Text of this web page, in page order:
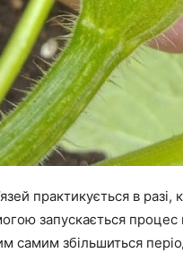
практикується в
запускається процес
самим збільшиться